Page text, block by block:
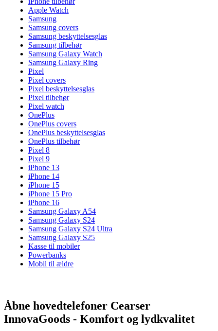
Apple Watch
Samsung
Samsung covers
Samsung beskyttelsesglas
Samsung tilbehør
Samsung Galaxy Watch
Samsung Galaxy Ring
Pixel
Pixel covers
Pixel beskyttelsesglas
Pixel tilbehør
Pixel watch
OnePlus
OnePlus covers
OnePlus beskyttelsesglas
OnePlus tilbehør
Pixel 8
Pixel 9
iPhone 13
iPhone 14
iPhone 15
iPhone 15 Pro
iPhone 16
Samsung Galaxy A54
Samsung Galaxy S24
Samsung Galaxy S24 Ultra
Samsung Galaxy S25
Kasse til mobiler
Powerbanks
Mobil til ældre
Åbne hovedtelefoner Cearser
InnovaGoods - Komfort og lydkvalitet